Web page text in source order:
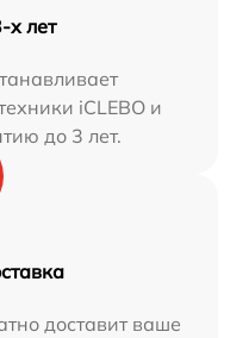
х лет
iCLEBO и
до 3 лет.
доставит ваше